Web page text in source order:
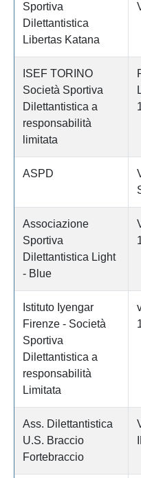
Sportiva
Dilettantistica
Libertas Katana
ISEF TORINO
Società Sportiva
Dilettantistica a
responsabilità
limitata
ASPD
Associazione
Sportiva
Dilettantistica Light
- Blue
Istituto Iyengar
Firenze - Società
Sportiva
Dilettantistica a
responsabilità
Limitata
Ass. Dilettantistica
U.S. Braccio
Fortebraccio